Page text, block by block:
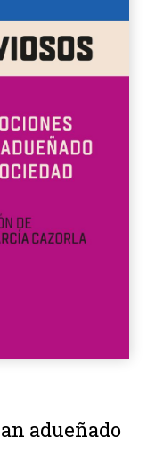
adueñado